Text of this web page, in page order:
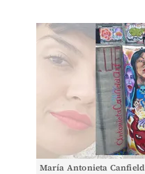
María Antonieta